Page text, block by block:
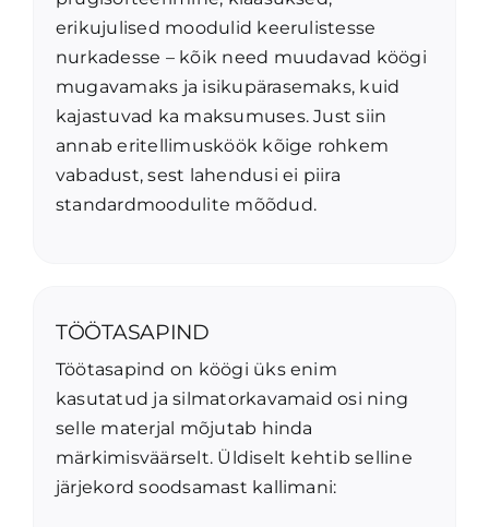
erikujulised moodulid keerulistesse
nurkadesse – kõik need muudavad köögi
mugavamaks ja isikupärasemaks, kuid
kajastuvad ka maksumuses. Just siin
annab eritellimusköök kõige rohkem
vabadust, sest lahendusi ei piira
standardmoodulite mõõdud.
TÖÖTASAPIND
Töötasapind on köögi üks enim
kasutatud ja silmatorkavamaid osi ning
selle materjal mõjutab hinda
märkimisväärselt. Üldiselt kehtib selline
järjekord soodsamast kallimani: